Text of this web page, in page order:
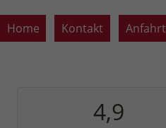
Home Kontakt Anfahrt
4,9